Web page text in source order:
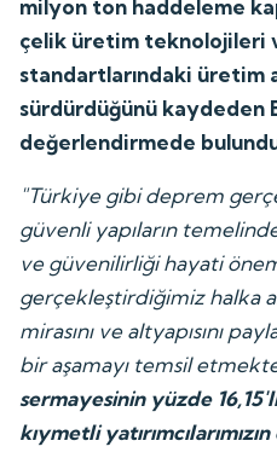
milyon ton haddeleme
çelik üretim teknolojileri
standartlarındaki üretim
sürdürdüğünü kaydeden
değerlendirmede
"Türkiye gibi deprem
güvenli yapıların
ve güvenilirliği hayati
gerçekleştirdiğimiz halka
mirasını ve altyapısını
bir aşamayı temsil
sermayesinin yüzde
kıymetli